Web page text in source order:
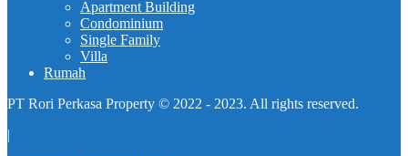
Apartment Building
Condominium
Single Family
Villa
Rumah
PT Rori Perkasa Property © 2022 - 2023. All rights reserved.
|